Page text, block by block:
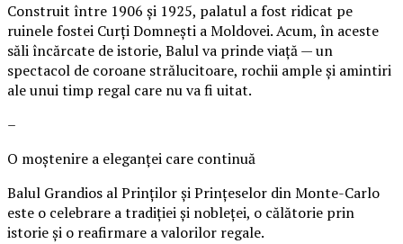
Construit între 1906 și 1925, palatul a fost ridicat pe
ruinele fostei Curți Domnești a Moldovei. Acum, în aceste
săli încărcate de istorie, Balul va prinde viață — un
spectacol de coroane strălucitoare, rochii ample și amintiri
ale unui timp regal care nu va fi uitat.
–
O moștenire a eleganței care continuă
Balul Grandios al Prinților și Prințeselor din Monte-Carlo
este o celebrare a tradiției și nobleței, o călătorie prin
istorie și o reafirmare a valorilor regale.